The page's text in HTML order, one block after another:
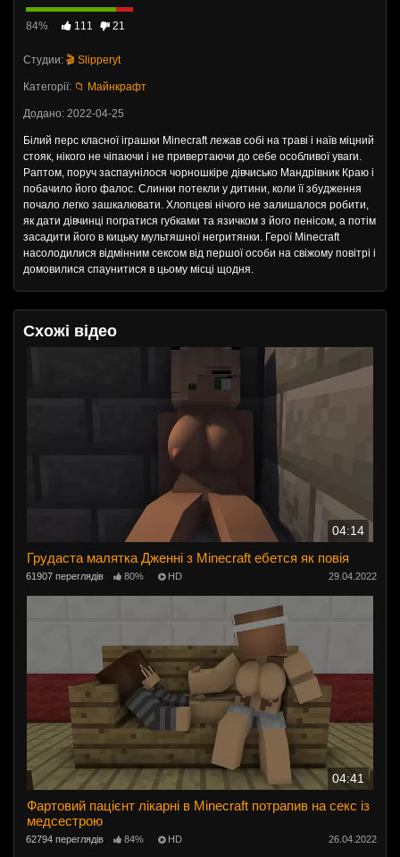
84% 111 21
Студии: 🎬 Slipperyt
Категорії: 📁 Майнкрафт
Додано: 2022-04-25
Білий перс класної іграшки Minecraft лежав собі на траві і наїв міцний
стояк, нікого не чіпаючи і не привертаючи до себе особливої ​​уваги.
Раптом, поруч заспаунілося чорношкіре дівчисько Мандрівник Краю і
побачило його фалос. Слинки потекли у дитини, коли її збудження
почало легко зашкалювати. Хлопцеві нічого не залишалося робити,
як дати дівчинці погратися губками та язичком з його пенісом, а потім
засадити його в кицьку мультяшної негритянки. Герої Minecraft
насолодилися відмінним сексом від першої особи на свіжому повітрі і
домовилися спаунитися в цьому місці щодня.
Схожі відео
04:14
Грудаста малятка Дженні з Minecraft ебется як повія
61907 переглядів 80% HD 29.04.2022
04:41
Фартовий пацієнт лікарні в Minecraft потрапив на секс із
медсестрою
62794 переглядів 84% HD 26.04.2022